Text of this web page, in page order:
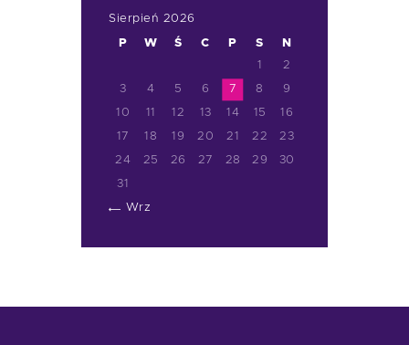
Sierpień 2026
P W Ś C P S N
« Wrz
1
2
3
4 5 6 7 8
9
10
11 12 13 14 15
16
17
18 19 20 21 22
23
24
25 26 27 28 29
30
31